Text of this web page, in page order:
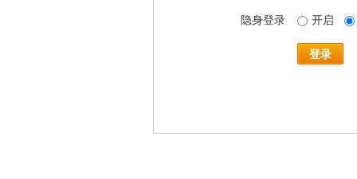
隐身登录 开启
登录